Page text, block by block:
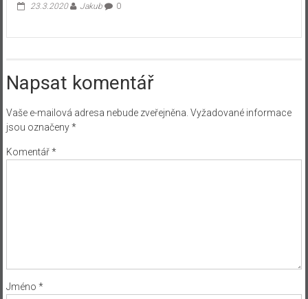
23.3.2020 Jakub 0
Napsat komentář
Vaše e-mailová adresa nebude zveřejněna. Vyžadované informace
jsou označeny*
Komentář*
Jméno *